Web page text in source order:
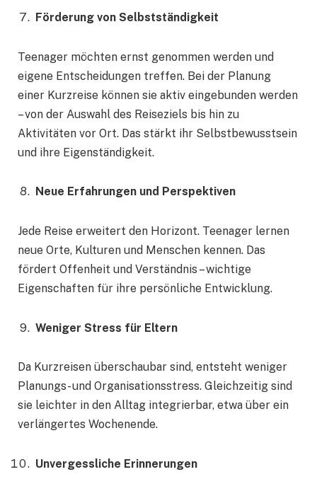
Förderung von Selbstständigkeit
Teenager möchten ernst genommen werden und
eigene Entscheidungen treffen. Bei der Planung
einer Kurzreise können sie aktiv eingebunden werden
– von der Auswahl des Reiseziels bis hin zu
Aktivitäten vor Ort. Das stärkt ihr Selbstbewusstsein
und ihre Eigenständigkeit.
Neue Erfahrungen und Perspektiven
Jede Reise erweitert den Horizont. Teenager lernen
neue Orte, Kulturen und Menschen kennen. Das
fördert Offenheit und Verständnis – wichtige
Eigenschaften für ihre persönliche Entwicklung.
Weniger Stress für Eltern
Da Kurzreisen überschaubar sind, entsteht weniger
Planungs- und Organisationsstress. Gleichzeitig sind
sie leichter in den Alltag integrierbar, etwa über ein
verlängertes Wochenende.
Unvergessliche Erinnerungen